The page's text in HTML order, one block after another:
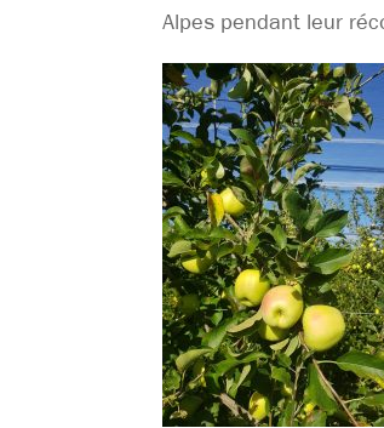
Alpes pendant leur